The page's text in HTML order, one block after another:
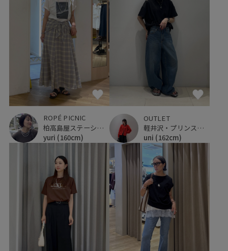
ROPÉ PICNIC
柏高島屋ステーションモール
yuri (160cm)
OUTLET
軽井沢・プリンスショッピングプラザ
uni (162cm)